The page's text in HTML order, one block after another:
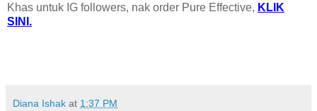
Khas untuk IG followers, nak order Pure Effective, KLIK
SINI.
Diana Ishak at 1:37 PM